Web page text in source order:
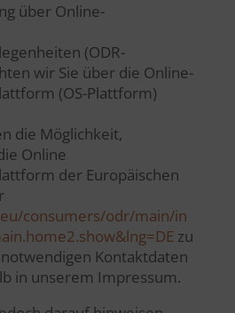
über Online-
(ODR-
wir Sie über die Online-
(OS-Plattform)
die Möglichkeit,
Online
der Europäischen
consumers/odr/main/in
zu
Kontaktdaten
in unserem Impressum.